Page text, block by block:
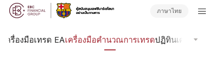
ภาษาไทย
เครื่องมือเทรด EAเครื่องมือคำนวณการเทรดปฏิทินเศรษฐกิจ